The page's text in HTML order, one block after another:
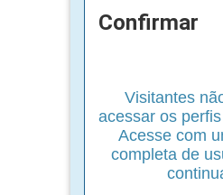
Confirmar
Visitantes
acessar os
Acesse com
completa de